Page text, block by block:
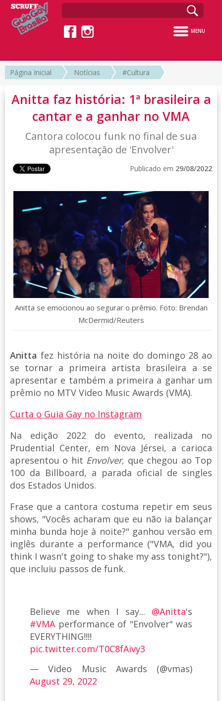
MENU
Página Inicial Notícias #Cultura
Anitta faz história: 1ª brasileira a
cantar e a ganhar no VMA
Cantora colocou funk no final de sua
apresentação de 'Envolver'
Publicado em 29/08/2022
Anitta se emocionou ao segurar o prêmio. Foto: Brendan
McDermid/Reuters
Anitta fez história na noite do domingo 28 ao
se tornar a primeira artista brasileira a se
apresentar e também a primeira a ganhar um
prêmio no MTV Video Music Awards (VMA).
Curta o Guia Gay no Instagram
Na edição 2022 do evento, realizada no
Prudential Center, em Nova Jérsei, a carioca
apresentou o hit Envolver, que chegou ao Top
100 da Billboard, a parada oficial de singles
dos Estados Unidos.
Frase que a cantora costuma repetir em seus
shows, "Vocês acharam que eu não ia balançar
minha bunda hoje à noite?" ganhou versão em
inglês durante a performance ("VMA, did you
think I wasn't going to shake my ass tonight?"),
que incluiu passos de funk.
Believe me when I say... @Anitta's
#VMA performance of "Envolver" was
EVERYTHING!!!!
pic.twitter.com/T0C8fAivy3
— Video Music Awards (@vmas)
August 29, 2022